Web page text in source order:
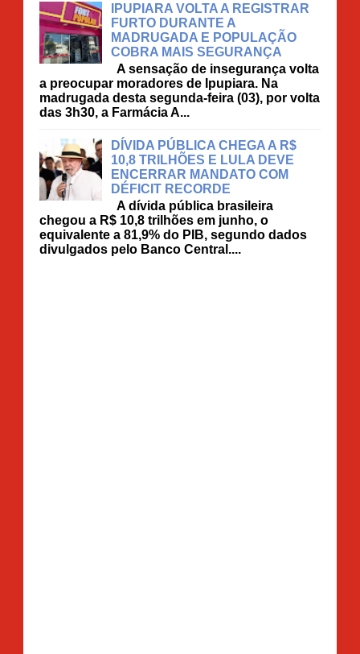
IPUPIARA VOLTA A REGISTRAR
FURTO DURANTE A
MADRUGADA E POPULAÇÃO
COBRA MAIS SEGURANÇA
A sensação de insegurança volta
a preocupar moradores de Ipupiara. Na
madrugada desta segunda-feira (03), por volta
das 3h30, a Farmácia A...
DÍVIDA PÚBLICA CHEGA A R$
10,8 TRILHÕES E LULA DEVE
ENCERRAR MANDATO COM
DÉFICIT RECORDE
A dívida pública brasileira
chegou a R$ 10,8 trilhões em junho, o
equivalente a 81,9% do PIB, segundo dados
divulgados pelo Banco Central....